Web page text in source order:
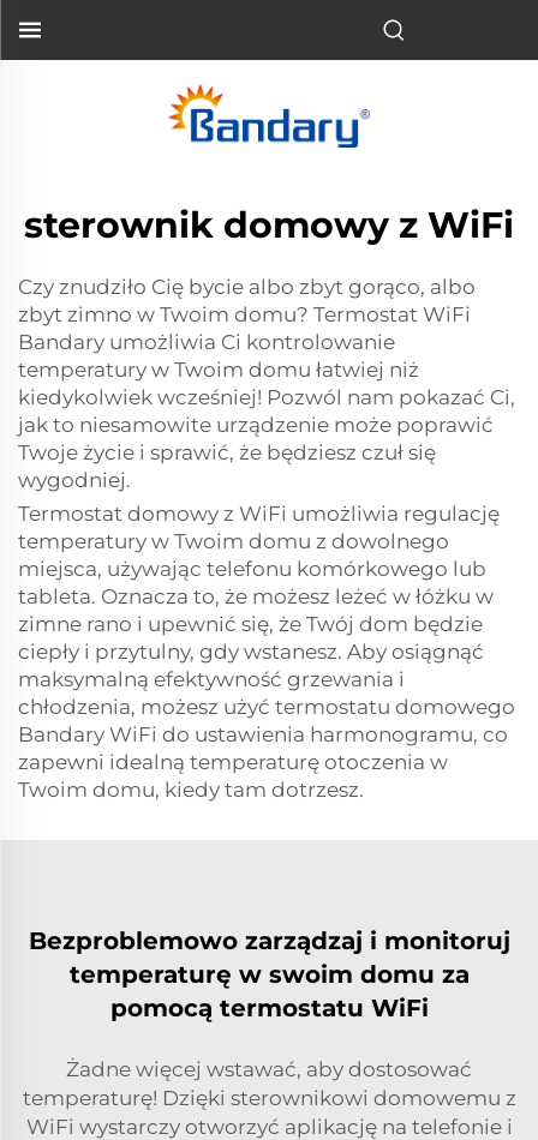
sterownik domowy z WiFi
Czy znudziło Cię bycie albo zbyt gorąco, albo
zbyt zimno w Twoim domu? Termostat WiFi
Bandary umożliwia Ci kontrolowanie
temperatury w Twoim domu łatwiej niż
kiedykolwiek wcześniej! Pozwól nam pokazać Ci,
jak to niesamowite urządzenie może poprawić
Twoje życie i sprawić, że będziesz czuł się
wygodniej.
Termostat domowy z WiFi umożliwia regulację
temperatury w Twoim domu z dowolnego
miejsca, używając telefonu komórkowego lub
tableta. Oznacza to, że możesz leżeć w łóżku w
zimne rano i upewnić się, że Twój dom będzie
ciepły i przytulny, gdy wstanesz. Aby osiągnąć
maksymalną efektywność grzewania i
chłodzenia, możesz użyć termostatu domowego
Bandary WiFi do ustawienia harmonogramu, co
zapewni idealną temperaturę otoczenia w
Twoim domu, kiedy tam dotrzesz.
Bezproblemowo zarządzaj i monitoruj
temperaturę w swoim domu za
pomocą termostatu WiFi
Żadne więcej wstawać, aby dostosować
temperaturę! Dzięki sterownikowi domowemu z
WiFi wystarczy otworzyć aplikację na telefonie i